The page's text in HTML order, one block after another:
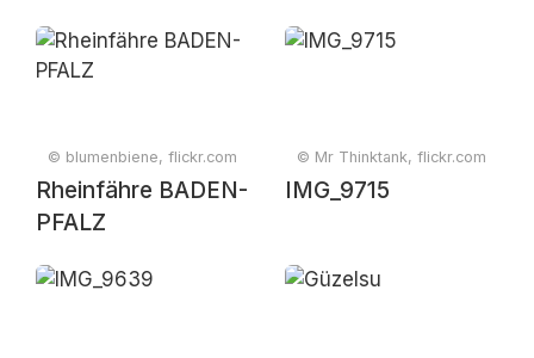
© blumenbiene, flickr.com
Rheinfähre BADEN-
PFALZ
© Mr Thinktank, flickr.com
IMG_9715